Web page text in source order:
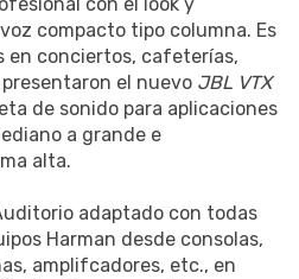
compacto tipo columna. Es
en conciertos, cafeterías,
el nuevo JBL VTX
de sonido para aplicaciones
a grande e
alta.
adaptado con todas
Harman desde consolas,
amplifcadores, etc., en